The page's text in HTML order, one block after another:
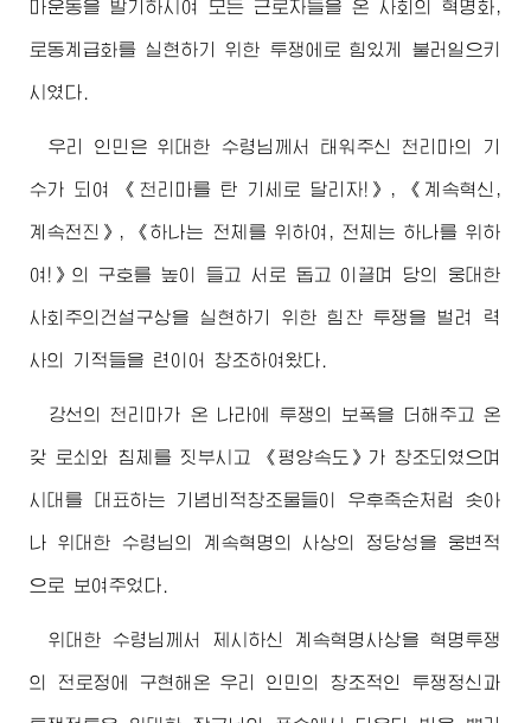
마운동을 발기하시여 모든 근로자들을 온 사회의 혁명화,
로동계급화를 실현하기 위한 투쟁에로 힘있게 불러일으키
시였다.
우리 인민은위대한 수령님 께서 태워주신 천리마의 기
수가 되여 《천리마를 탄 기세로 달리자!》, 《계속혁신,
계속전진》, 《하나는 전체를 위하여, 전체는 하나를 위하
여!》의 구호를 높이 들고 서로 돕고 이끌며 당의 웅대한
사회주의건설구상을 실현하기 위한 힘찬 투쟁을 벌려 력
사의 기적들을 련이어 창조하여왔다.
강선의 천리마가 온 나라에 투쟁의 보폭을 더해주고 온
갖 로쇠와 침체를 짓부시고 《평양속도》가 창조되였으며
시대를 대표하는 기념비적창조물들이 우후죽순처럼 솟아
나 위대한 수령님 의 계속혁명의 사상의 정당성을 웅변적
으로 보여주었다.
위대한 수령님 께서 제시하신 계속혁명사상을 혁명투쟁
의 전로정에 구현해온 우리 인민의 창조적인 투쟁정신과